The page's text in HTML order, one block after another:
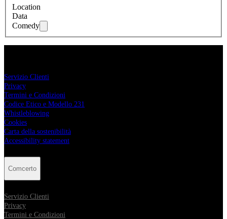
Location
Data
Comedy
Servizio Clienti
Privacy
Termini e Condizioni
Codice Etico e Modello 231
Whistleblowing
Cookies
Carta della sostenibilità
Accessibility statement
Comcerto
Servizio Clienti
Privacy
Termini e Condizioni